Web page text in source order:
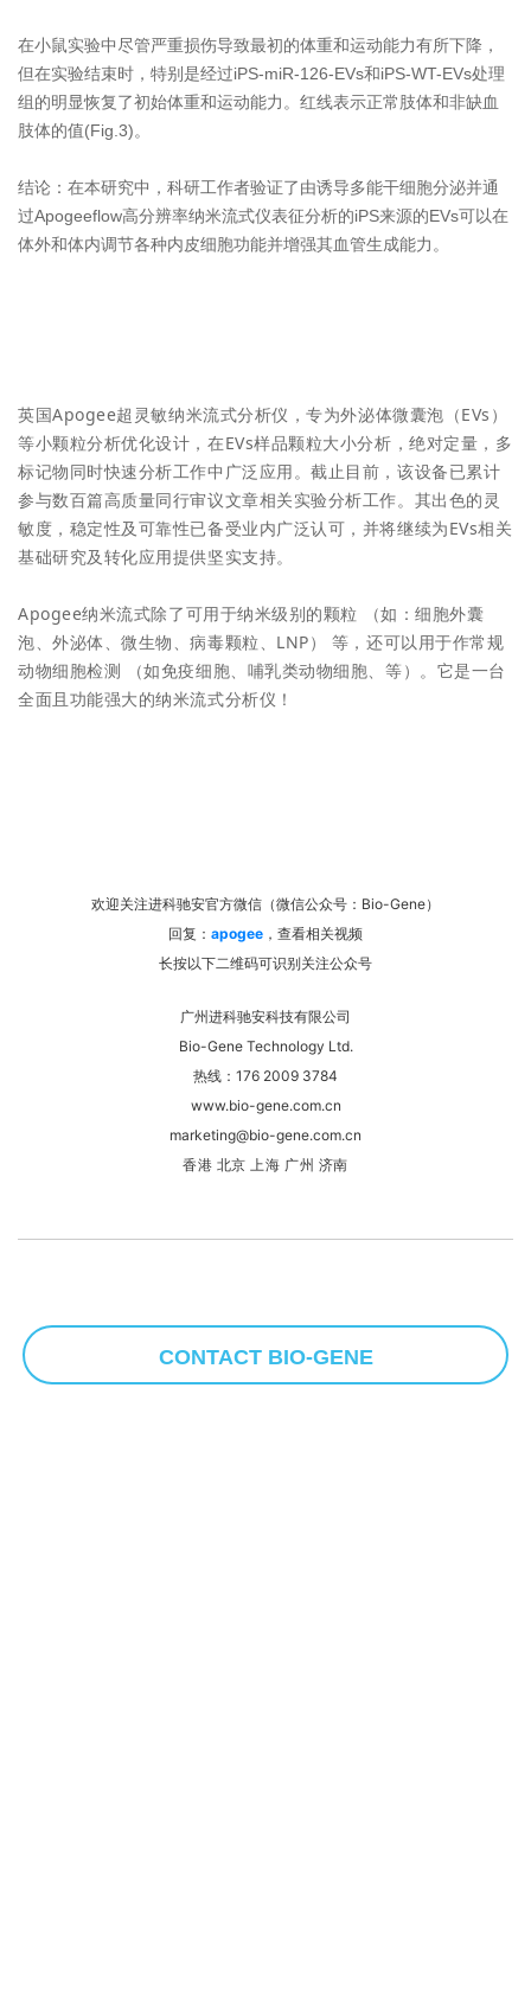
在小鼠实验中尽管严重损伤导致最初的体重和运动能力有所下降，
但在实验结束时，特别是经过iPS-miR-126-EVs和iPS-WT-EVs处理
组的明显恢复了初始体重和运动能力。红线表示正常肢体和非缺血
肢体的值(Fig.3)。
结论：在本研究中，科研工作者验证了由诱导多能干细胞分泌并通
过Apogeeflow高分辨率纳米流式仪表征分析的iPS来源的EVs可以在
体外和体内调节各种内皮细胞功能并增强其血管生成能力。
英国Apogee超灵敏纳米流式分析仪，专为外泌体微囊泡（EVs）
等小颗粒分析优化设计，在EVs样品颗粒大小分析，绝对定量，多
标记物同时快速分析工作中广泛应用。截止目前，该设备已累计
参与数百篇高质量同行审议文章相关实验分析工作。其出色的灵
全面且功能强大的纳米流式分析仪！
欢迎关注进科驰安官方微信（微信公众号：Bio-Gene）
回复：apogee ，查看相关视频
长按以下二维码可识别关注公众号